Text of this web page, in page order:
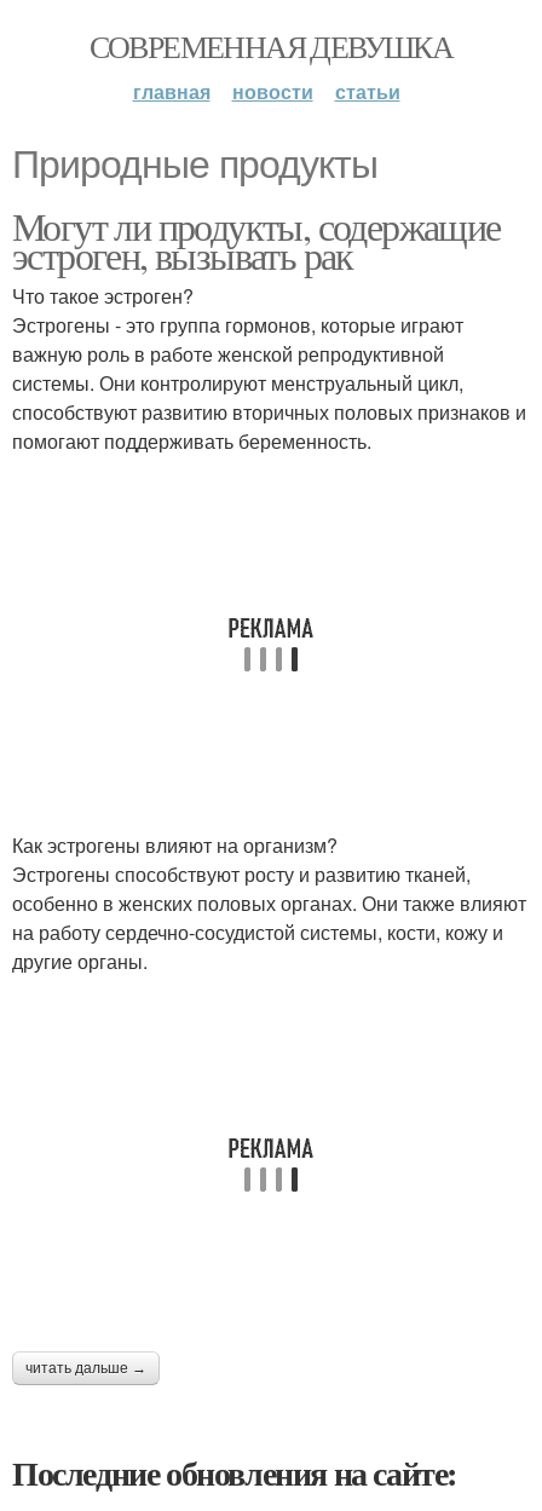
СОВРЕМЕННАЯ ДЕВУШКА
главная новости статьи
Природные продукты
Могут ли продукты, содержащие
эстроген, вызывать рак
Что такое эстроген?
Эстрогены - это группа гормонов, которые играют
важную роль в работе женской репродуктивной
системы. Они контролируют менструальный цикл,
способствуют развитию вторичных половых признаков и
помогают поддерживать беременность.
Как эстрогены влияют на организм?
Эстрогены способствуют росту и развитию тканей,
особенно в женских половых органах. Они также влияют
на работу сердечно-сосудистой системы, кости, кожу и
другие органы.
читать дальше →
Последние обновления на сайте: